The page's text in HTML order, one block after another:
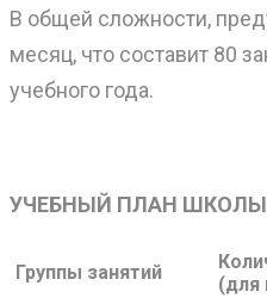
В общей сложности,
месяц, что составит 80
учебного года.
УЧЕБНЫЙ ПЛАН ШКОЛЫ
Группы занятий
(для